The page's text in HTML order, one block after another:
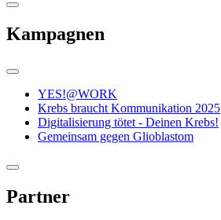
Kampagnen
YES!@WORK
Krebs braucht Kommunikation 2025
Digitalisierung tötet - Deinen Krebs!
Gemeinsam gegen Glioblastom
Partner